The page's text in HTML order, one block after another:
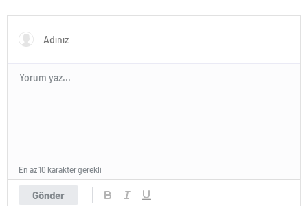
Gönder
En az 10 karakter gerekli